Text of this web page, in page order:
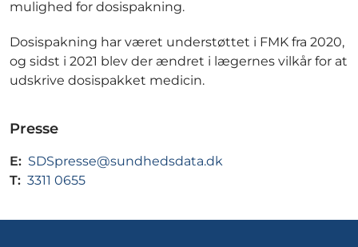
mulighed for dosispakning.
Dosispakning har været understøttet i FMK fra 2020,
og sidst i 2021 blev der ændret i lægernes vilkår for at
udskrive dosispakket medicin.
Presse
E: SDSpresse@sundhedsdata.dk
T: 3311 0655